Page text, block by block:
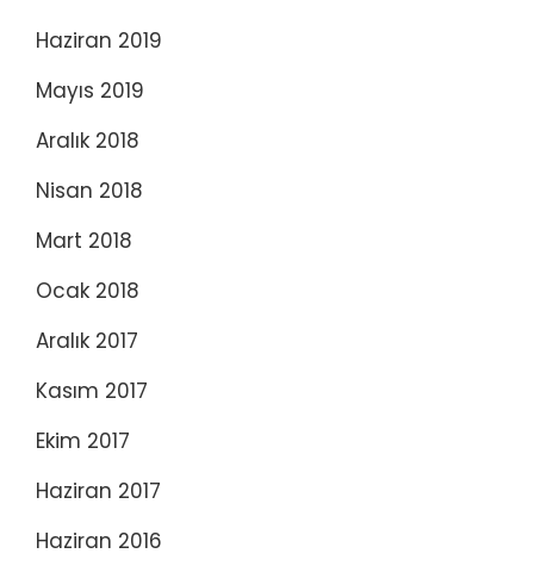
Haziran 2019
Mayıs 2019
Aralık 2018
Nisan 2018
Mart 2018
Ocak 2018
Aralık 2017
Kasım 2017
Ekim 2017
Haziran 2017
Haziran 2016